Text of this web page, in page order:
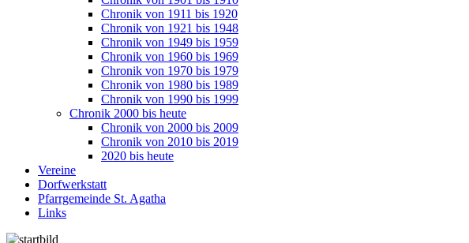
Chronik von 1911 bis 1920
Chronik von 1921 bis 1948
Chronik von 1949 bis 1959
Chronik von 1960 bis 1969
Chronik von 1970 bis 1979
Chronik von 1980 bis 1989
Chronik von 1990 bis 1999
Chronik 2000 bis heute
Chronik von 2000 bis 2009
Chronik von 2010 bis 2019
2020 bis heute
Vereine
Dorfwerkstatt
Pfarrgemeinde St. Agatha
Links